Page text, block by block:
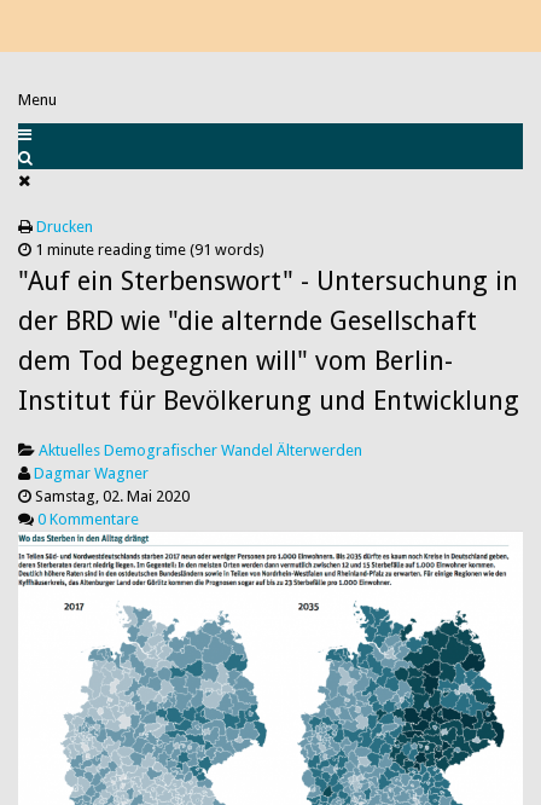
Menu
Drucken
1 minute reading time (91 words)
"Auf ein Sterbenswort" - Untersuchung in
der BRD wie "die alternde Gesellschaft
dem Tod begegnen will" vom Berlin-
Institut für Bevölkerung und Entwicklung
Aktuelles Demografischer Wandel Älterwerden
Dagmar Wagner
Samstag, 02. Mai 2020
0 Kommentare